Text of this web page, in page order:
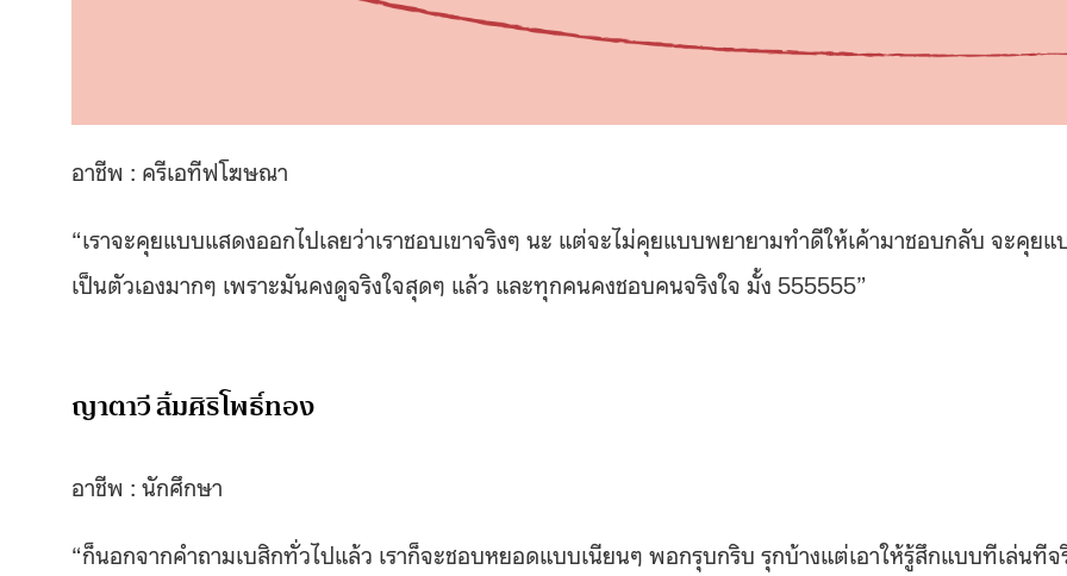
อาชีพ : ครีเอทีฟโฆษณา
“เราจะคุยแบบแสดงออกไปเลยว่าเราชอบเขาจริงๆ นะ แต่จะไม่คุยแบบพยายามทำดีให้เค้ามาชอบกลับ จะคุยแ
เป็นตัวเองมากๆ เพราะมันคงดูจริงใจสุดๆ แล้ว และทุกคนคงชอบคนจริงใจ มั้ง 555555”
ญาตาวี ลิ้มศิริโพธิ์ทอง
อาชีพ : นักศึกษา
“ก็นอกจากคำถามเบสิกทั่วไปแล้ว เราก็จะชอบหยอดแบบเนียนๆ พอกรุบกริบ รุกบ้างแต่เอาให้รู้สึกแบบทีเล่นทีจ